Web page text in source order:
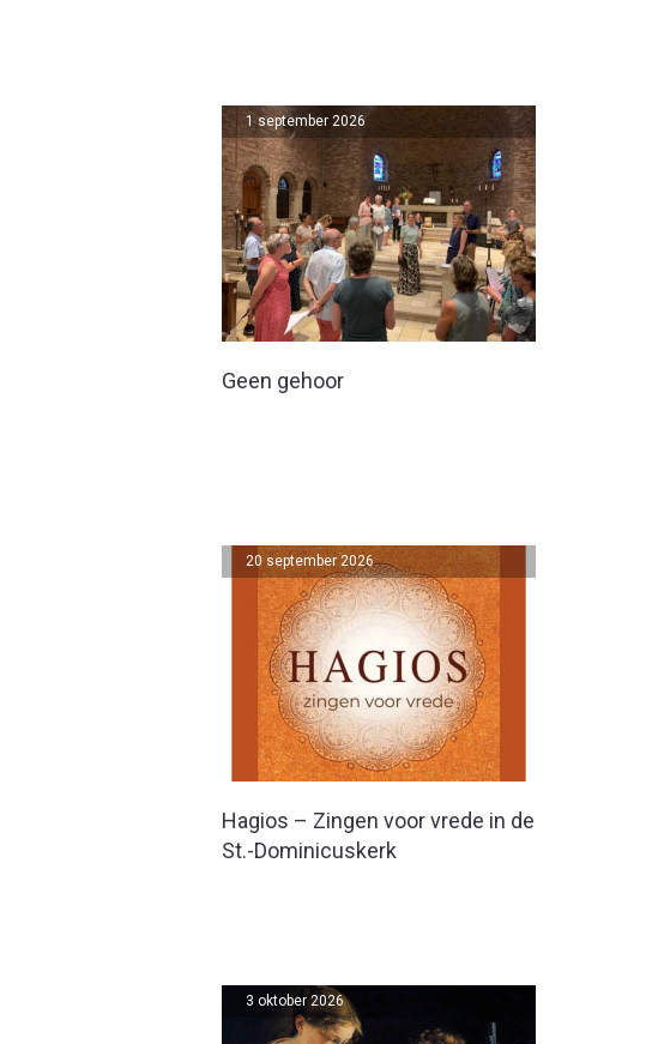
Geen gehoor
1 september 2026
Hagios – Zingen voor vrede in de
St.-Dominicuskerk
20 september 2026
3 oktober 2026